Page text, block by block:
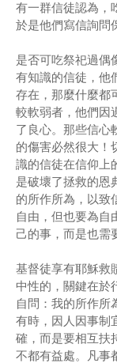
有一群信徒認為，
於是他們寫信詢問
是否可吃祭祀過偶
有知識的信徒，他
存在，那麼什麼都
較軟弱者，他們因
了良心。那些信心
的傷害必然很大！
識的信徒在信仰上
是破壞了拯救的恩
的所作所為，以致
自由，但也要為自
己的事，而是也需
基督徒享有耶穌救
中性的，關鍵在於
自問：我的所作所
有時，因人因事制
確，而是要相互扶
不都有益處。凡事